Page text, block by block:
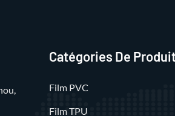
Catégories De
Film PVC
Film TPU